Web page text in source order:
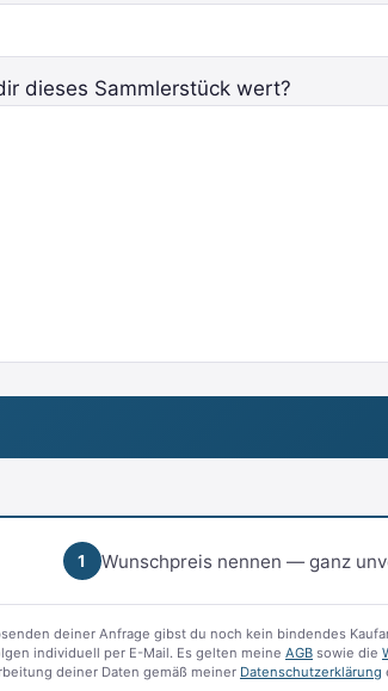
dieses Feld leer.
dieses Sammlerstück wert?
1 Wunschpreis nennen — ganz
deiner Anfrage gibst du noch kein bindendes
individuell per E-Mail. Es gelten meine AGB sowie die
deiner Daten gemäß meiner Datenschutzerklärung